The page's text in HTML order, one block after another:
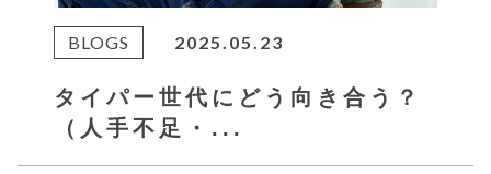
BLOGS 2025.05.23
タイパー世代にどう向き合う？
（人手不足・...